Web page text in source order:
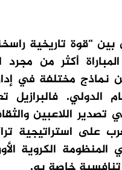
بين “قوة تاريخية
أكثر من مجرد
نماذج مختلفة في
الدولي. فالبرازيل
تصدير اللاعبين
على استراتيجية
المنظومة الكروية